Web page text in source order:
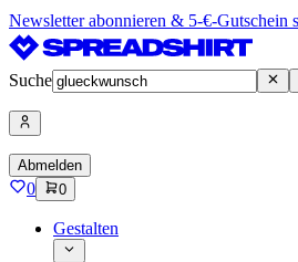
Newsletter abonnieren & 5-€-Gutschein
Suche
Abmelden
0 0
Gestalten